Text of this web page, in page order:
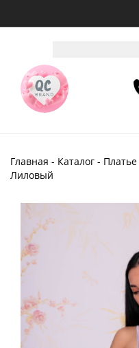
Главная - Каталог - Платье
Лиловый